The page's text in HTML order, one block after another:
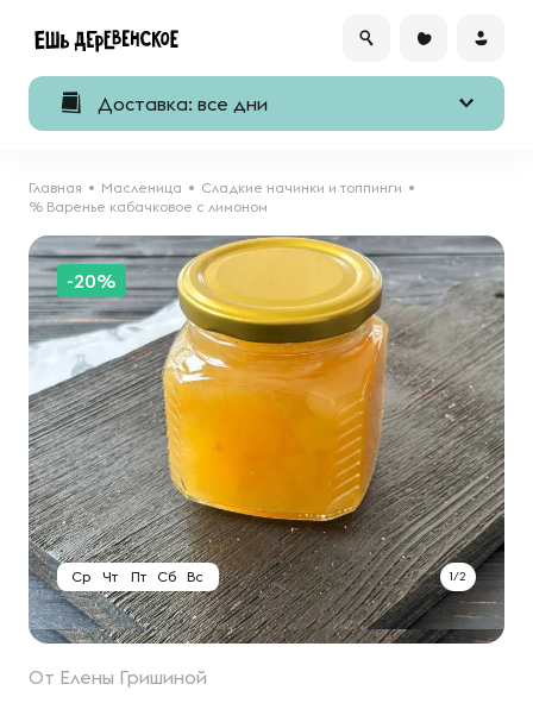
Доставка: все дни
Главная Масленица
Сладкие начинки и топпинги
% Варенье кабачковое с лимоном
1/2
-20%
Ср Чт Пт Сб Вс
От Елены Гришиной